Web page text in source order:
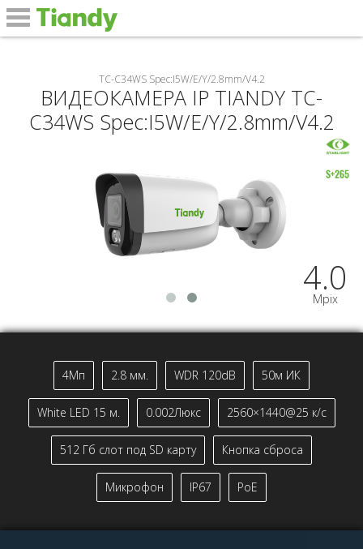
#
TC-C34WS Spec:I5W/E/Y/2.8mm/V4.2
ВИДЕОКАМЕРА IP TIANDY TC-
C34WS Spec:I5W/E/Y/2.8mm/V4.2
4.0
Mpix
4Мп 2.8 мм. WDR 120dB 50м ИК
White LED 15 м. 0.002Люкс 2560×1440@25 к/с
512 Гб слот под SD карту Кнопка сброса
Микрофон IP67 PoE